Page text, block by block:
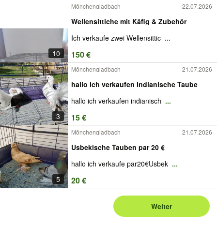
10
Mönchengladbach 22.07.2026
Wellensittiche mit Käfig & Zubehör
Ich verkaufe zwei Wellensittic ...
150 €
3
Mönchengladbach 21.07.2026
hallo ich verkaufen indianische Taube
hallo ich verkaufen indianisch ...
15 €
5
Mönchengladbach 21.07.2026
Usbekische Tauben par 20 €
hallo ich verkaufe par20€Usbek ...
20 €
Weiter